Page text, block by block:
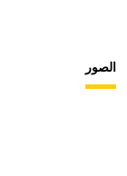
الصور